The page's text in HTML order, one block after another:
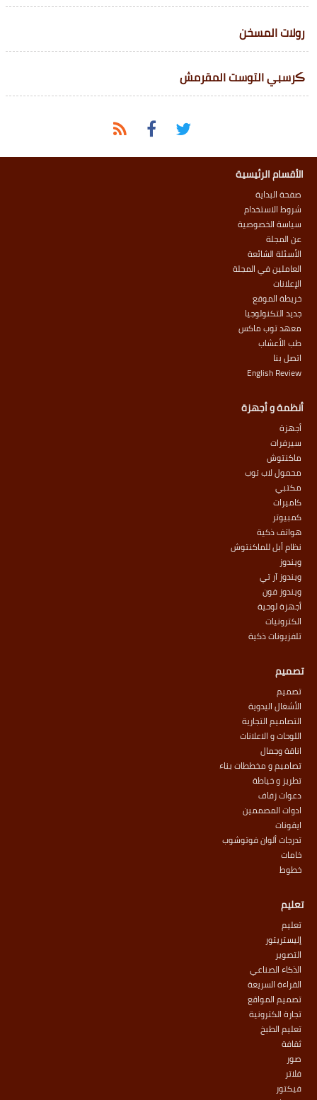
رولات المسخن
ڪرسبي التوست المقرمش
الأقسام الرئيسية
صفحة البداية
شروط الاستخدام
سياسة الخصوصية
عن المجلة
الأسئلة الشائعة
العاملين في المجلة
الإعلانات
خريطة الموقع
جديد التكنولوجيا
معهد توب ماكس
طب الأعشاب
اتصل بنا
English Review
أنظمة و أجهزة
أجهزة
سيرفرات
ماكنتوش
محمول لاب توب
مكتبي
كاميرات
كمبيوتر
هواتف ذكية
نظام أبل للماكنتوش
ويندوز
ويندوز آر تي
ويندوز فون
أجهزة لوحية
الكترونيات
تلفزيونات ذكية
تصميم
تصميم
الأشغال اليدوية
التصاميم التجارية
اللوحات و الاعلانات
اناقة وجمال
تصاميم و مخططات بناء
تطريز و خياطة
دعوات زفاف
ادوات المصممين
ايقونات
تدرجات ألوان فوتوشوب
خامات
خطوط
تعليم
تعليم
إليستريتور
التصوير
الذكاء الصناعي
القراءة السريعة
تصميم المواقع
تجارة الكترونية
تعليم الطبخ
ثقافة
صور
فلاتر
فيكتور